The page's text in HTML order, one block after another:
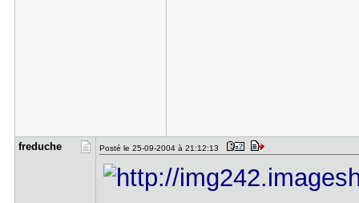
freduche Posté le 25-09-2004 à 21:12:13